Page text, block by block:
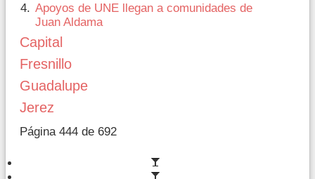
Apoyos de UNE llegan a comunidades de
Juan Aldama
Capital
Fresnillo
Guadalupe
Jerez
Página 444 de 692